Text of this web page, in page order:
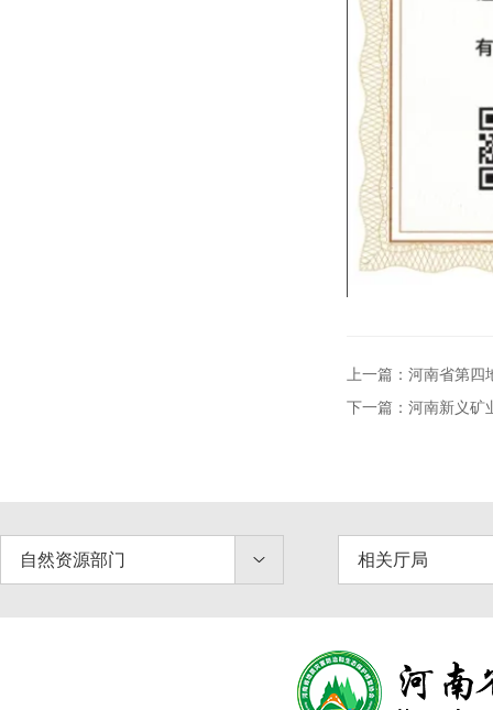
上一篇：河南省第四
下一篇：河南新义矿
自然资源部门 相关厅局